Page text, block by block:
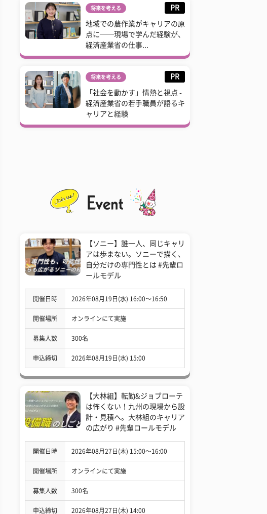
将来を考える PR
地域での農作業がキャリアの原
点に──現場で学んだ経験が、
経済産業省の仕事...
将来を考える PR
「社会を動かす」情熱と視点 -
経済産業省の若手職員が語るキ
ャリアと経験
【ソニー】誰一人、同じキャリ
アは歩まない。ソニーで描く、
自分だけの専門性とは #先輩ロ
ールモデル
開催日時 2026年08月19日(水) 16:00〜16:50
開催場所 オンラインにて実施
募集人数 300名
申込締切 2026年08月19日(水) 15:00
【大林組】転勤&ジョブローテ
は怖くない！九州の現場から設
計・見積へ。大林組のキャリア
の広がり #先輩ロールモデル
開催日時 2026年08月27日(木) 15:00〜16:00
開催場所 オンラインにて実施
募集人数 300名
申込締切 2026年08月27日(木) 14:00